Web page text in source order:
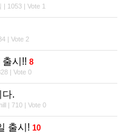
| 1053 | Vote 1
| Vote 2
시!! 8
| Vote 0
다.
| 710 | Vote 0
출시! 10